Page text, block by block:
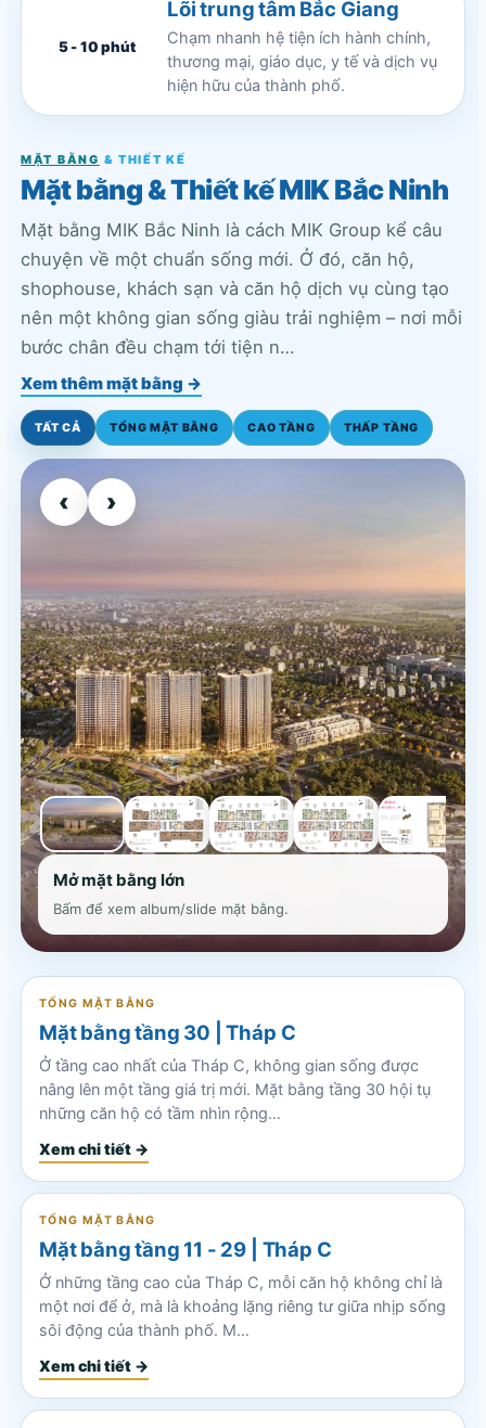
5 - 10 phút
Lõi trung tâm Bắc Giang
Chạm nhanh hệ tiện ích hành chính,
thương mại, giáo dục, y tế và dịch vụ
hiện hữu của thành phố.
MẶT BẰNG & THIẾT KẾ
Mặt bằng & Thiết kế MIK Bắc Ninh
Mặt bằng MIK Bắc Ninh là cách MIK Group kể câu
chuyện về một chuẩn sống mới. Ở đó, căn hộ,
shophouse, khách sạn và căn hộ dịch vụ cùng tạo
nên một không gian sống giàu trải nghiệm – nơi mỗi
bước chân đều chạm tới tiện n…
Xem thêm mặt bằng →
TẤT CẢ TỔNG MẶT BẰNG CAO TẦNG THẤP TẦNG
Mở mặt bằng lớn
Bấm để xem album/slide mặt bằng.
‹ ›
TỔNG MẶT BẰNG
Mặt bằng tầng 30 | Tháp C
Ở tầng cao nhất của Tháp C, không gian sống được
nâng lên một tầng giá trị mới. Mặt bằng tầng 30 hội tụ
những căn hộ có tầm nhìn rộng…
Xem chi tiết →
TỔNG MẶT BẰNG
Mặt bằng tầng 11 - 29 | Tháp C
Ở những tầng cao của Tháp C, mỗi căn hộ không chỉ là
một nơi để ở, mà là khoảng lặng riêng tư giữa nhịp sống
sôi động của thành phố. M…
Xem chi tiết →